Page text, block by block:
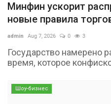
Минфин ускорит
новые правила
admin Aug 7, 2026 0 3
Государство намерено
время, которое
Шоу-бизнес